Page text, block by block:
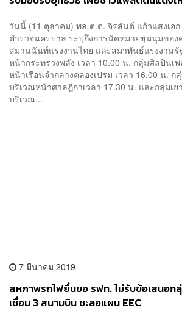
วันนี้ (11 ตุลาคม) พล.ต.ต. จิรสันต์ แก้วแสงเอ
ตำรวจนครบาล ระบุถึงการนัดหมายชุมนุมของ
สมานฉันท์แรงงานไทย และสมาพันธ์แรงงาน
หน้ากระทรวงพลัง เวลา 10.00 น. กลุ่มศิลปินเ
หน้าเรือนจำกลางคลองเปรม เวลา 16.00 น. ก
บริเวณหน้าศาลฎีกาเวลา 17.30 น. และกลุ่มเ
บริเวณ...
7 มีนาคม 2019
สหภาพรถไฟยื่นขอ รฟท. ไม่รับข้อเสนอก
เชื่อม 3 สนามบิน ชะลอแผน EEC